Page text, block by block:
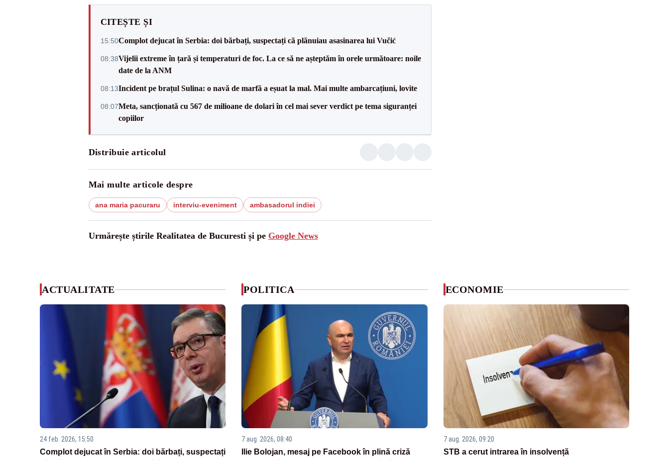
CITEȘTE ȘI
15:50Complot dejucat în Serbia: doi bărbați, suspectați că plănuiau asasinarea lui Vučić
08:38Vijelii extreme în țară și temperaturi de foc. La ce să ne așteptăm în orele următoare: noile
date de la ANM
08:13Incident pe brațul Sulina: o navă de marfă a eșuat la mal. Mai multe ambarcațiuni, lovite
08:07Meta, sancționată cu 567 de milioane de dolari în cel mai sever verdict pe tema siguranței
copiilor
Distribuie articolul
Mai multe articole despre
ana maria pacuraru interviu-eveniment ambasadorul indiei
Urmărește știrile Realitatea de Bucuresti și pe Google News
ACTUALITATE
24 feb. 2026, 15:50
Complot dejucat în Serbia: doi bărbați, suspectați
POLITICA
7 aug. 2026, 08:40
Ilie Bolojan, mesaj pe Facebook în plină criză
ECONOMIE
7 aug. 2026, 09:20
STB a cerut intrarea în insolvență